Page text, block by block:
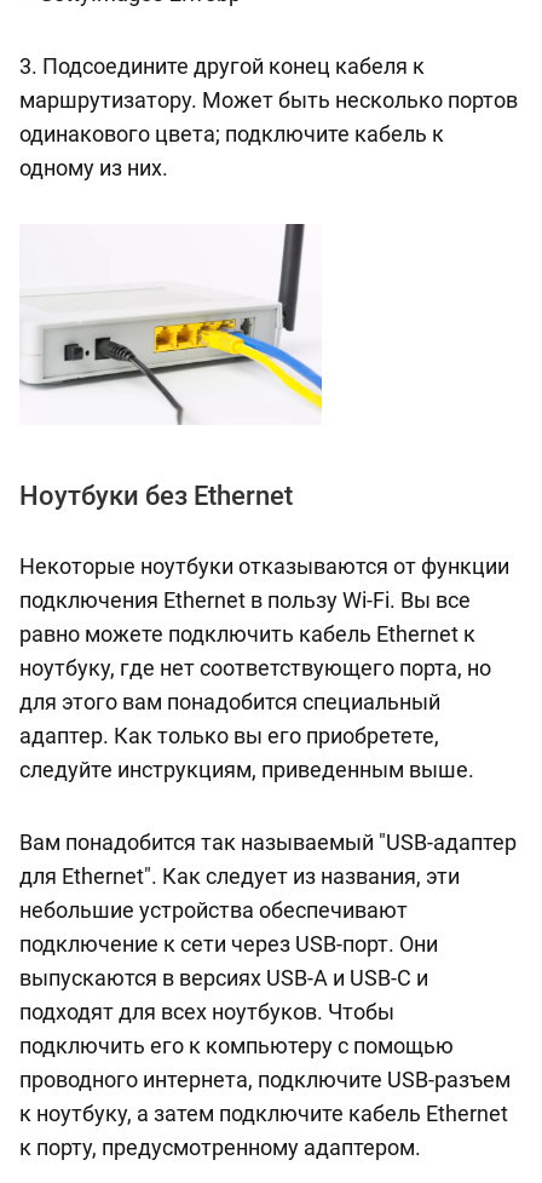
3. Подсоедините другой конец кабеля к
маршрутизатору. Может быть несколько портов
одинакового цвета; подключите кабель к
одному из них.
Ноутбуки без Ethernet
Некоторые ноутбуки отказываются от функции
подключения Ethernet в пользу Wi-Fi. Вы все
равно можете подключить кабель Ethernet к
ноутбуку, где нет соответствующего порта, но
для этого вам понадобится специальный
адаптер. Как только вы его приобретете,
следуйте инструкциям, приведенным выше.
Вам понадобится так называемый "USB-адаптер
для Ethernet". Как следует из названия, эти
небольшие устройства обеспечивают
подключение к сети через USB-порт. Они
выпускаются в версиях USB-A и USB-C и
подходят для всех ноутбуков. Чтобы
подключить его к компьютеру с помощью
проводного интернета, подключите USB-разъем
к ноутбуку, а затем подключите кабель Ethernet
к порту, предусмотренному адаптером.